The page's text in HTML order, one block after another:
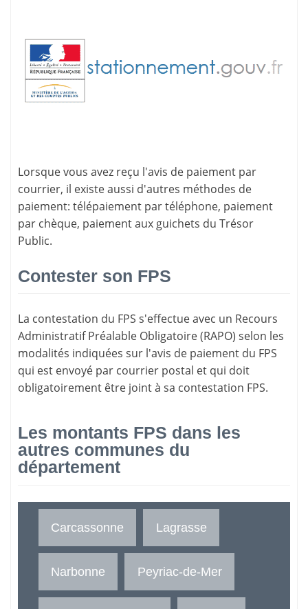
Lorsque vous avez reçu l'avis de paiement par
courrier, il existe aussi d'autres méthodes de
paiement: télépaiement par téléphone, paiement
par chèque, paiement aux guichets du Trésor
Public.
Contester son FPS
La contestation du FPS s'effectue avec un Recours
Administratif Préalable Obligatoire (RAPO) selon les
modalités indiquées sur l'avis de paiement du FPS
qui est envoyé par courrier postal et qui doit
obligatoirement être joint à sa contestation FPS.
Les montants FPS dans les
autres communes du
département
Carcassonne Lagrasse
Narbonne Peyriac-de-Mer